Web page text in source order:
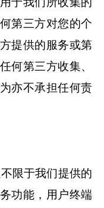
第三方对您的个
提供的服务或第
何第三方收集、
亦不承担任何责
限于我们提供的
功能，用户终端